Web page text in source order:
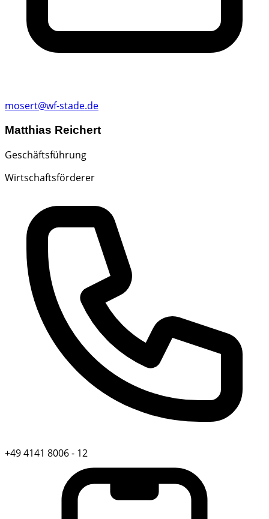
mosert@wf-stade.de
Matthias Reichert
Geschäftsführung
Wirtschaftsförderer
+49 4141 8006 - 12